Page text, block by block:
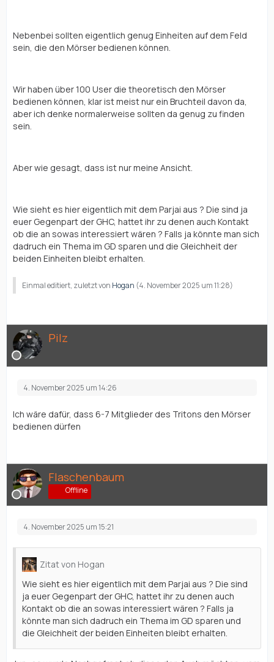
Nebenbei sollten eigentlich genug Einheiten auf dem Feld
sein, die den Mörser bedienen können.
Wir haben über 100 User die theoretisch den Mörser
bedienen können, klar ist meist nur ein Bruchteil davon da,
aber ich denke normalerweise sollten da genug zu finden
sein.
Aber wie gesagt, dass ist nur meine Ansicht.
Wie sieht es hier eigentlich mit dem Parjai aus ? Die sind ja
euer Gegenpart der GHC, hattet ihr zu denen auch Kontakt
ob die an sowas interessiert wären ? Falls ja könnte man sich
dadruch ein Thema im GD sparen und die Gleichheit der
beiden Einheiten bleibt erhalten.
Einmal editiert, zuletzt von Hogan (4. November 2025 um 11:28)
Pilz
4. November 2025 um 14:26
Ich wäre dafür, dass 6-7 Mitglieder des Tritons den Mörser
bedienen dürfen
Flaschenbaum
Offline
4. November 2025 um 15:21
Zitat von Hogan
Wie sieht es hier eigentlich mit dem Parjai aus ? Die sind
ja euer Gegenpart der GHC, hattet ihr zu denen auch
Kontakt ob die an sowas interessiert wären ? Falls ja
könnte man sich dadruch ein Thema im GD sparen und
die Gleichheit der beiden Einheiten bleibt erhalten.